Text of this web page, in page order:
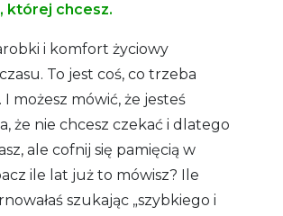
której chcesz.
i komfort życiowy
To jest coś, co trzeba
możesz mówić, że jesteś
że nie chcesz czekać i dlatego
ale cofnij się pamięcią w
ile lat już to mówisz? Ile
szukając „szybkiego i